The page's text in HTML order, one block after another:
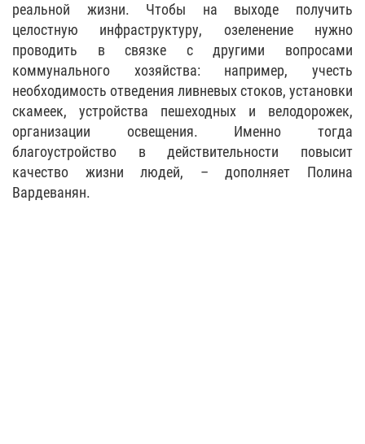
реальной жизни. Чтобы на выходе получить
целостную инфраструктуру, озеленение нужно
проводить в связке с другими вопросами
коммунального хозяйства: например, учесть
необходимость отведения ливневых стоков, установки
скамеек, устройства пешеходных и велодорожек,
организации освещения. Именно тогда
благоустройство в действительности повысит
качество жизни людей, – дополняет Полина
Вардеванян.